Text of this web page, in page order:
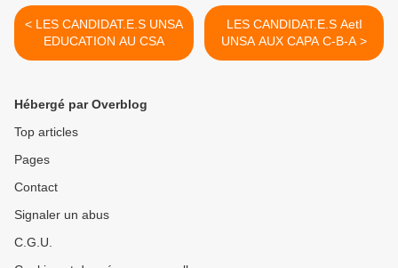
< LES CANDIDAT.E.S UNSA
EDUCATION AU CSA
LES CANDIDAT.E.S AetI
UNSA AUX CAPA C-B-A >
Hébergé par Overblog
Top articles
Pages
Contact
Signaler un abus
C.G.U.